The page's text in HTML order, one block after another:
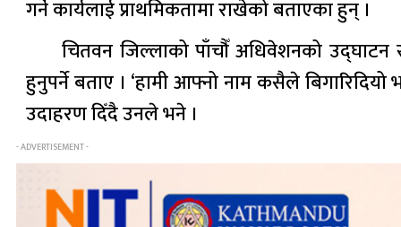
गर्ने कार्यलाई प्राथमिकतामा राखेको बताएका हुन् ।
चितवन जिल्लाको पाँचौँ अधिवेशनको
हुनुपर्ने बताए । ‘हामी आफ्नो नाम कसैले
उदाहरण दिँदै उनले भने ।
- ADVERTISEMENT -